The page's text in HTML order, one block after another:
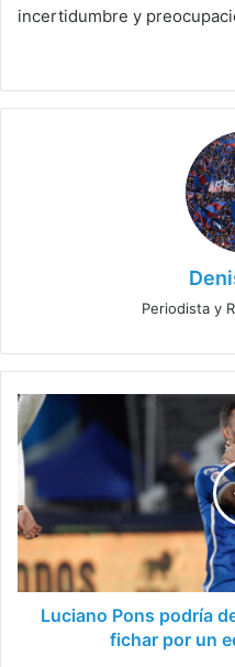
incertidumbre y
Periodista y
Luciano
Pons
podría
dejar
Universidad
de
Chile
y
fichar
Luciano Pons podría
fichar por un